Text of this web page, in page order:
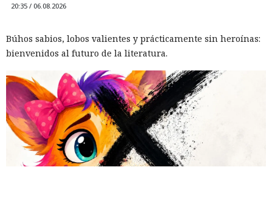
20:35 / 06.08.2026
Búhos sabios, lobos valientes y prácticamente sin heroínas:
bienvenidos al futuro de la literatura.